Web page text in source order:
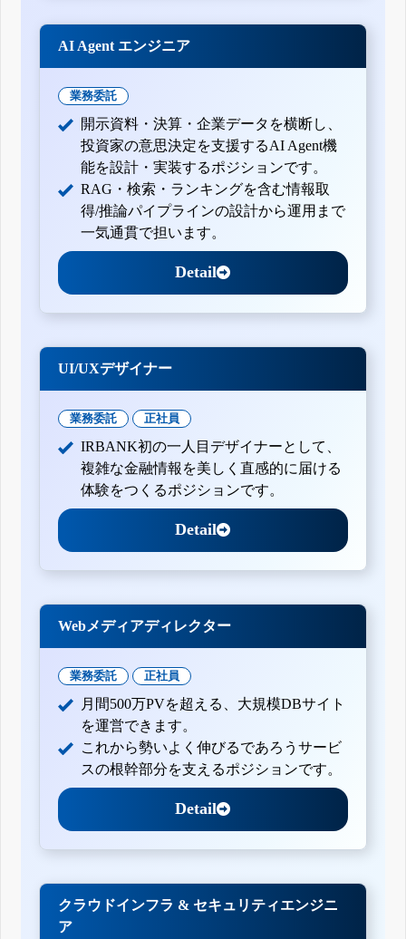
AI Agent エンジニア
業務委託
開示資料・決算・企業データを横断し、
投資家の意思決定を支援するAI Agent機
能を設計・実装するポジションです。
RAG・検索・ランキングを含む情報取
得/推論パイプラインの設計から運用まで
一気通貫で担います。
Detail
UI/UXデザイナー
業務委託 正社員
IRBANK初の一人目デザイナーとして、
複雑な金融情報を美しく直感的に届ける
体験をつくるポジションです。
Detail
Webメディアディレクター
業務委託 正社員
月間500万PVを超える、大規模DBサイト
を運営できます。
これから勢いよく伸びるであろうサービ
スの根幹部分を支えるポジションです。
Detail
クラウドインフラ & セキュリティエンジニ
ア